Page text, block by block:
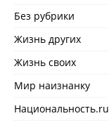
Без рубрики
Жизнь других
Жизнь своих
Мир наизнанку
Национальность.ru